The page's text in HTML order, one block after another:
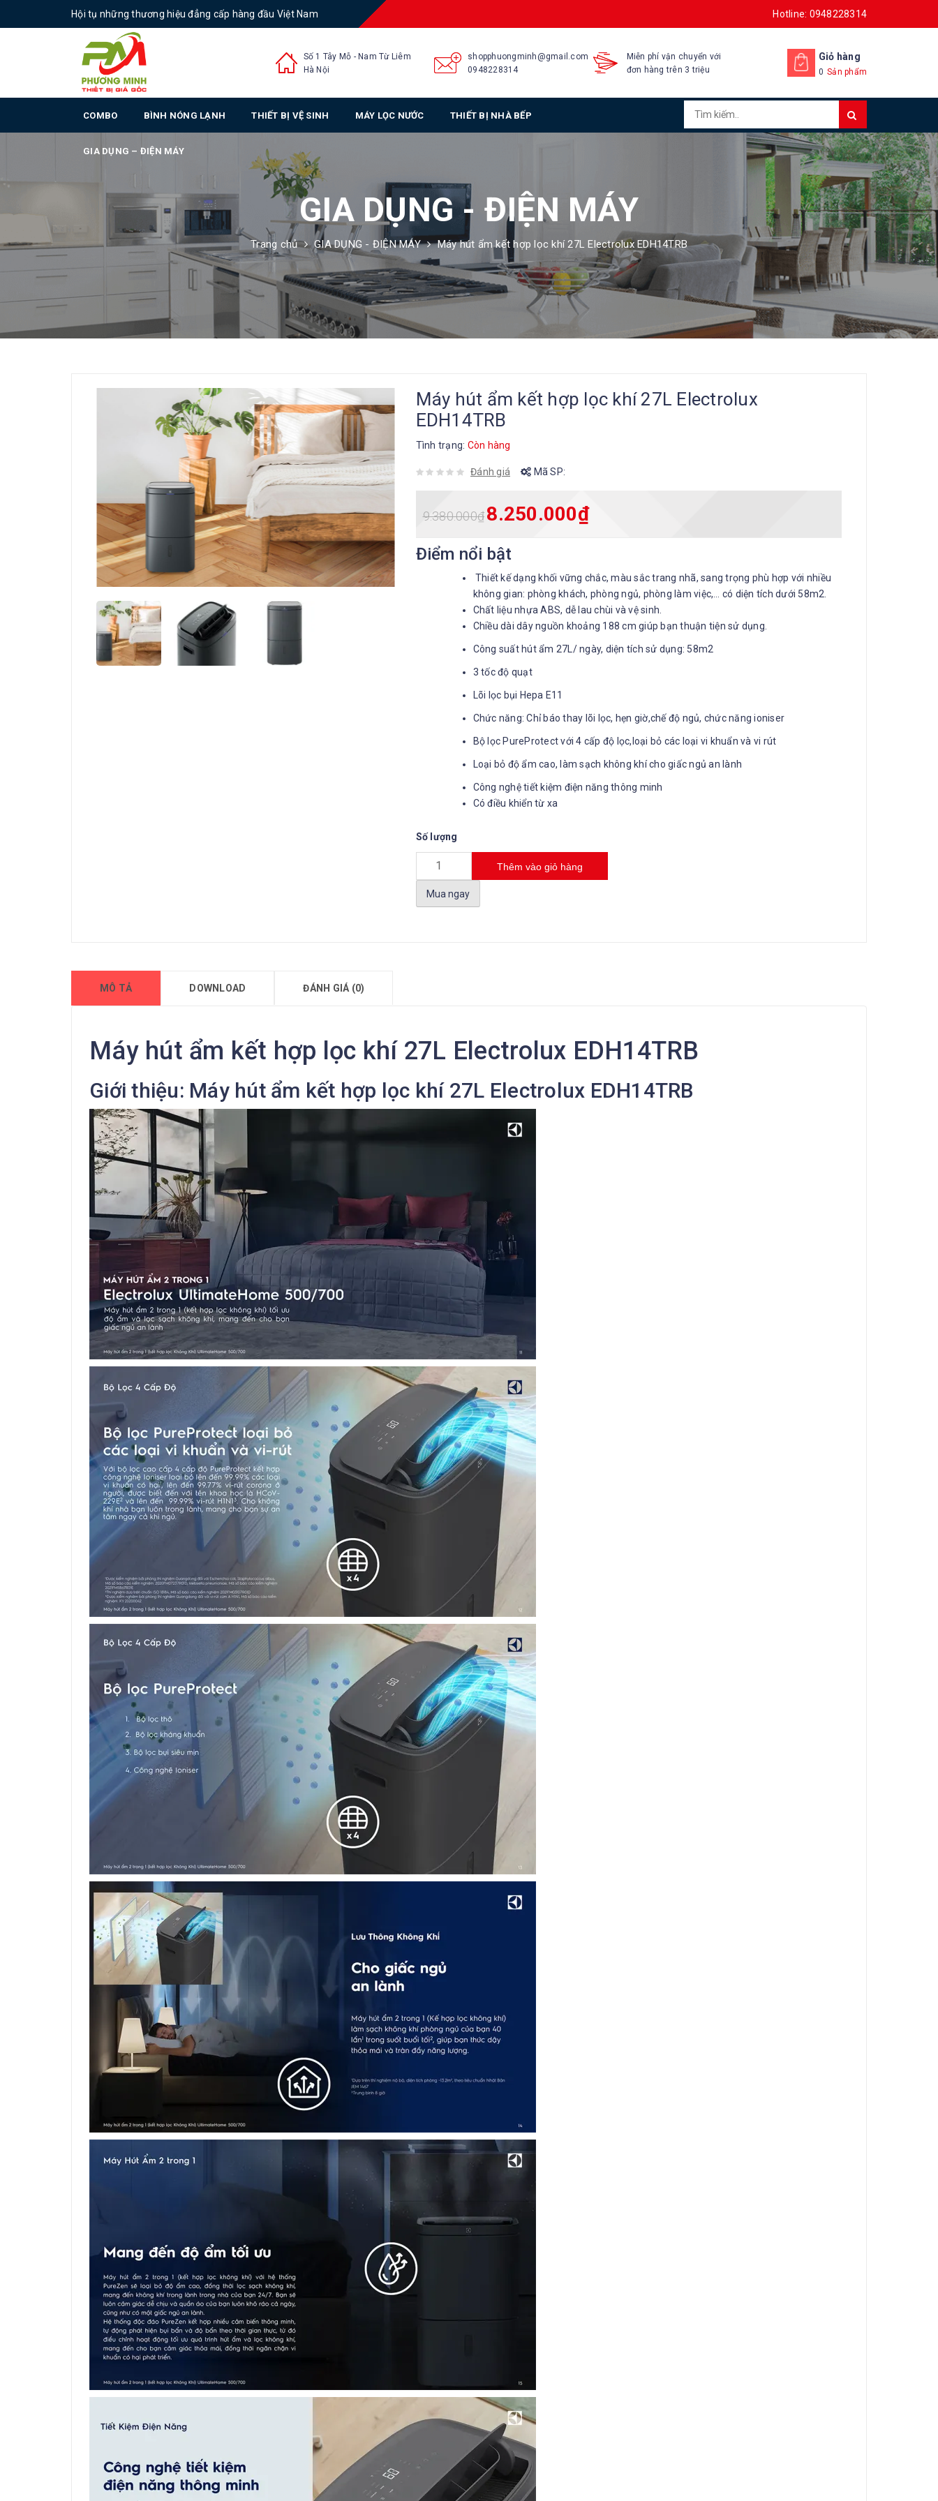
Hội tụ những thương hiệu đẳng cấp hàng đầu Việt Nam Hotline: 0948228314
Số 1 Tây Mỗ - Nam Từ Liêm
Hà Nội
shopphuongminh@gmail.com
0948228314
Miễn phí vận chuyển với
đơn hàng trên 3 triệu
Giỏ hàng
0 Sản phẩm
COMBO BÌNH NÓNG LẠNH THIẾT BỊ VỆ SINH MÁY LỌC NƯỚC THIẾT BỊ NHÀ BẾP
GIA DỤNG – ĐIỆN MÁY
GIA DỤNG - ĐIỆN MÁY
Trang chủ GIA DỤNG - ĐIỆN MÁY Máy hút ẩm kết hợp lọc khí 27L Electrolux EDH14TRB
Máy hút ẩm kết hợp lọc khí 27L Electrolux
EDH14TRB
Tình trạng: Còn hàng
Đánh giá Mã SP:
9.380.000₫8.250.000₫
Điểm nổi bật
Thiết kế dạng khối vững chắc, màu sắc trang nhã, sang trọng phù hợp với nhiều
không gian: phòng khách, phòng ngủ, phòng làm việc,… có diện tích dưới 58m2.
Chất liệu nhựa ABS, dễ lau chùi và vệ sinh.
Chiều dài dây nguồn khoảng 188 cm giúp bạn thuận tiện sử dụng.
Công suất hút ẩm 27L/ ngày, diện tích sử dụng: 58m2
3 tốc độ quạt
Lõi lọc bụi Hepa E11
Chức năng: Chỉ báo thay lõi lọc, hẹn giờ,chế độ ngủ, chức năng ioniser
Bộ lọc PureProtect với 4 cấp độ lọc,loại bỏ các loại vi khuẩn và vi rút
Loại bỏ độ ẩm cao, làm sạch không khí cho giấc ngủ an lành
Công nghệ tiết kiệm điện năng thông minh
Có điều khiển từ xa
Số lượng
Thêm vào giỏ hàng
Mua ngay
MÔ TẢ DOWNLOAD ĐÁNH GIÁ (0)
Máy hút ẩm kết hợp lọc khí 27L Electrolux EDH14TRB
Giới thiệu: Máy hút ẩm kết hợp lọc khí 27L Electrolux EDH14TRB